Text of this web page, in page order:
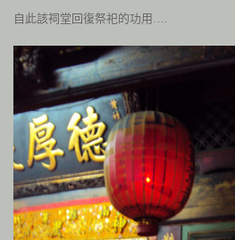
自此該祠堂回復祭祀的功用….